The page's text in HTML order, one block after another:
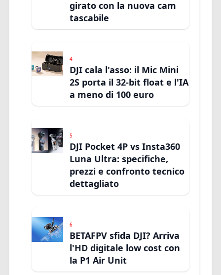
girato con la nuova cam
tascabile
4
DJI cala l'asso: il Mic Mini
2S porta il 32-bit float e l'IA
a meno di 100 euro
5
DJI Pocket 4P vs Insta360
Luna Ultra: specifiche,
prezzi e confronto tecnico
dettagliato
6
BETAFPV sfida DJI? Arriva
l'HD digitale low cost con
la P1 Air Unit